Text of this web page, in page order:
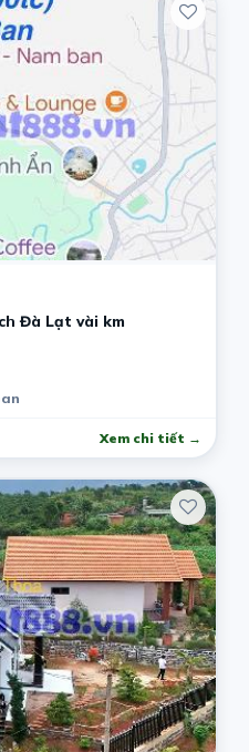
Đà Lạt vài km
Xem chi tiết →